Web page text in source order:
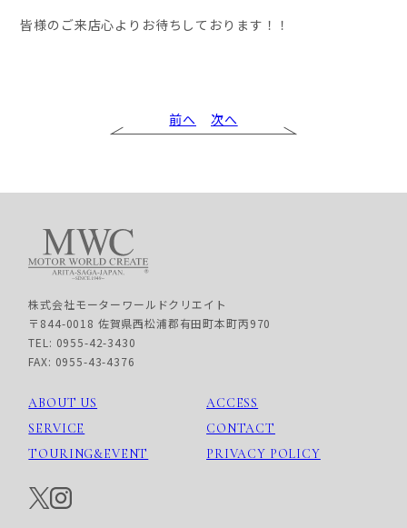
皆様のご来店心よりお待ちしております！！
前へ 次へ
株式会社モーターワールドクリエイト
〒844-0018 佐賀県西松浦郡有田町本町丙970
TEL: 0955-42-3430
FAX: 0955-43-4376
ABOUT US
SERVICE
TOURING&EVENT
ACCESS
CONTACT
PRIVACY POLICY